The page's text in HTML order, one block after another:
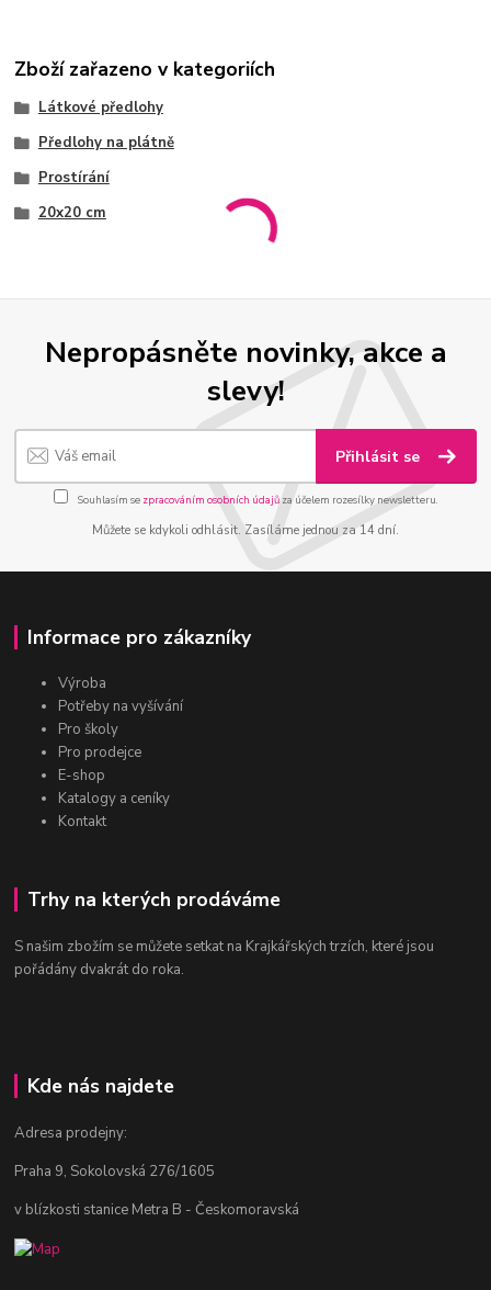
Zboží zařazeno v kategoriích
Látkové předlohy
Předlohy na plátně
Prostírání
20x20 cm
Nepropásněte novinky, akce a
slevy!
Přihlásit se
Souhlasím se zpracováním osobních údajůza účelem rozesílky newsletteru.
Můžete se kdykoli odhlásit. Zasíláme jednou za 14 dní.
Informace pro zákazníky
Výroba
Potřeby na vyšívání
Pro školy
Pro prodejce
E-shop
Katalogy a ceníky
Kontakt
Trhy na kterých prodáváme
S našim zbožím se můžete setkat na Krajkářských trzích, které jsou
pořádány dvakrát do roka.
Kde nás najdete
Adresa prodejny:
Praha 9, Sokolovská 276/1605
v blízkosti stanice Metra B - Českomoravská